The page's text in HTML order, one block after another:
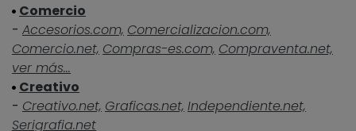
Comercio
- Accesorios.com, Comercializacion.com,
Comercio.net, Compras-es.com, Compraventa.net,
ver más...
Creativo
- Creativo.net, Graficas.net, Independiente.net,
Serigrafia.net